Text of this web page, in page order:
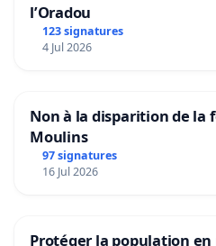
l’Oradou
123 signatures
4 Jul 2026
Non à la disparition de la
Moulins
97 signatures
16 Jul 2026
Protéger la population